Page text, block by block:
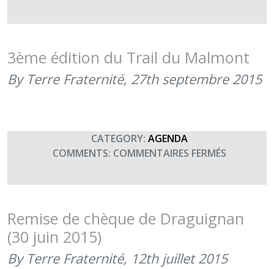
TRAIL
DANS
LE
3ème édition du Trail du Malmont
By Terre Fraternité, 27th septembre 2015
CATEGORY: AGENDA
COMMENTS: COMMENTAIRES FERMÉS
ÉDITION
DU
Remise de chèque de Draguignan
(30 juin 2015)
By Terre Fraternité, 12th juillet 2015